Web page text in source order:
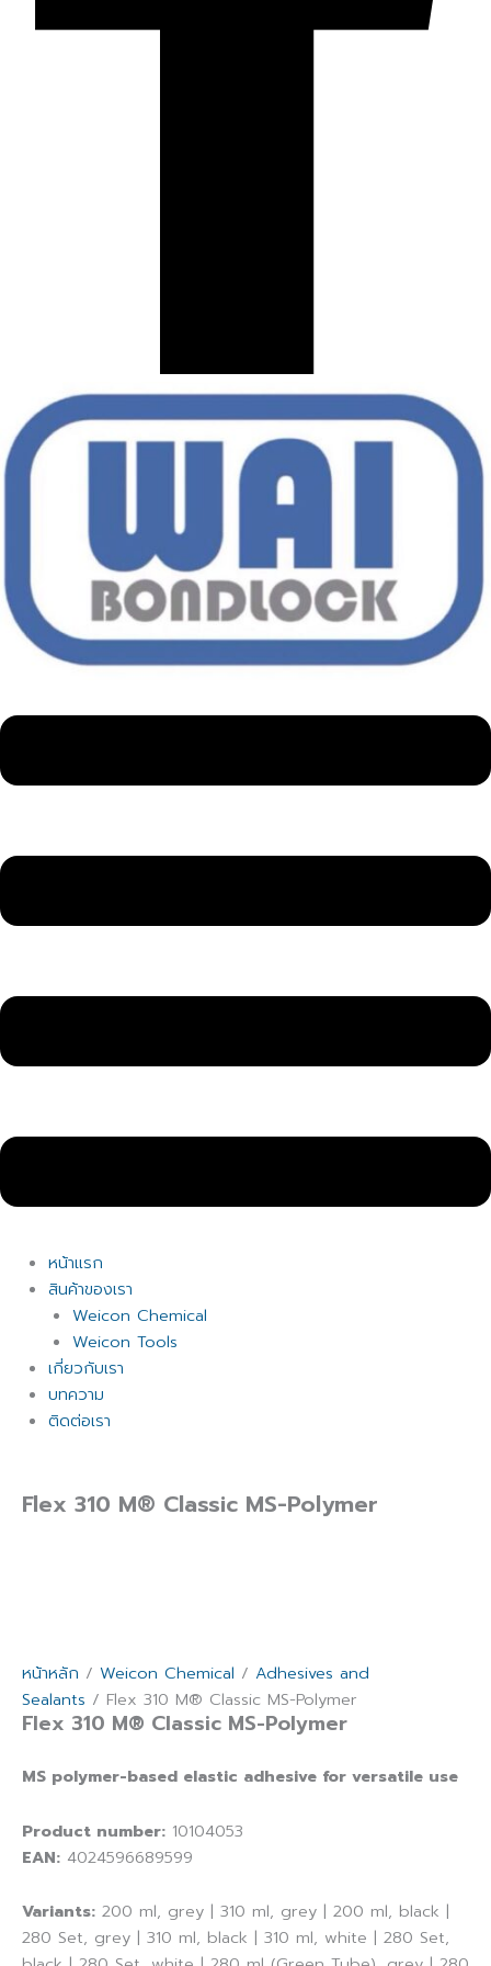
หน้าแรก
สินค้าของเรา
Weicon Chemical
Weicon Tools
เกี่ยวกับเรา
บทความ
ติดต่อเรา
Flex 310 M® Classic MS-Polymer
หน้าหลัก / Weicon Chemical / Adhesives and
Sealants / Flex 310 M® Classic MS-Polymer
Flex 310 M® Classic MS-Polymer
MS polymer-based elastic adhesive for versatile use
Product number: 10104053
EAN: 4024596689599
Variants: 200 ml, grey | 310 ml, grey | 200 ml, black |
280 Set, grey | 310 ml, black | 310 ml, white | 280 Set,